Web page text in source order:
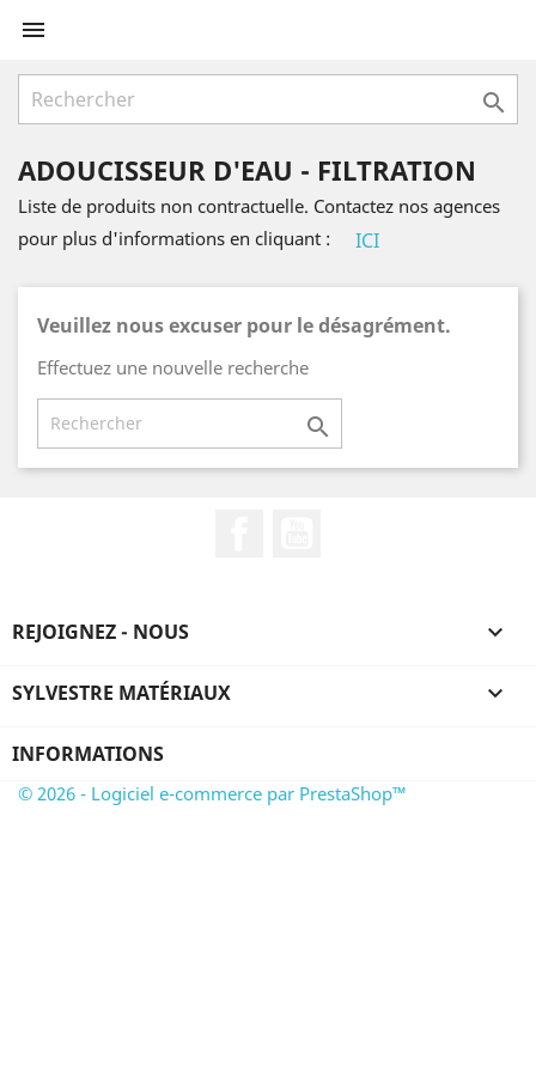


ADOUCISSEUR D'EAU - FILTRATION
Liste de produits non contractuelle. Contactez nos agences
pour plus d'informations en cliquant :
ICI
Veuillez nous excuser pour le désagrément.
Effectuez une nouvelle recherche

REJOIGNEZ - NOUS 
SYLVESTRE MATÉRIAUX 
INFORMATIONS
© 2026 - Logiciel e-commerce par PrestaShop™